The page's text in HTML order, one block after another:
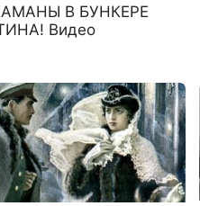
В БУНКЕРЕ
Видео